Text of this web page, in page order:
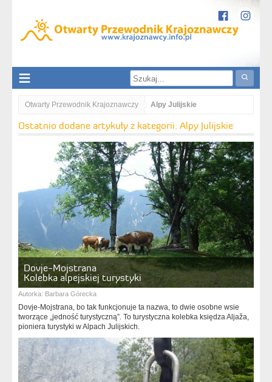
Otwarty Przewodnik Krajoznawczy Alpy Julijskie
Ostatnio dodane artykuły z kategorii: Alpy Julijskie
Dovje-Mojstrana
Kolebka alpejskiej turystyki
Autorka: Barbara Górecka
Dovje-Mojstrana, bo tak funkcjonuje ta nazwa, to dwie osobne wsie
tworzące „jedność turystyczną”. To turystyczna kolebka księdza Aljaža,
pioniera turystyki w Alpach Julijskich.